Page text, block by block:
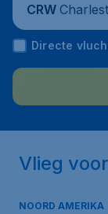
CRW
es
Directe
Vlieg
NOORD AMERIKA